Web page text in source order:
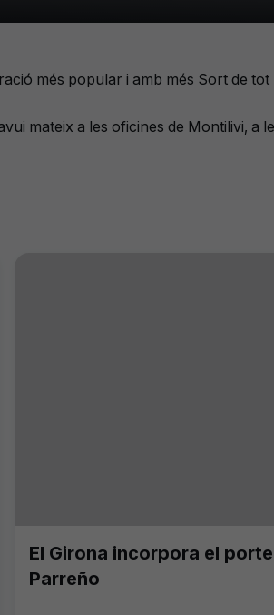
més popular i amb més Sort de tot
mateix a les oficines de Montilivi, a
El Girona incorpora el
Parreño